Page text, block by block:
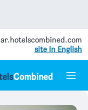
ar.hotelscombined.com
site in English